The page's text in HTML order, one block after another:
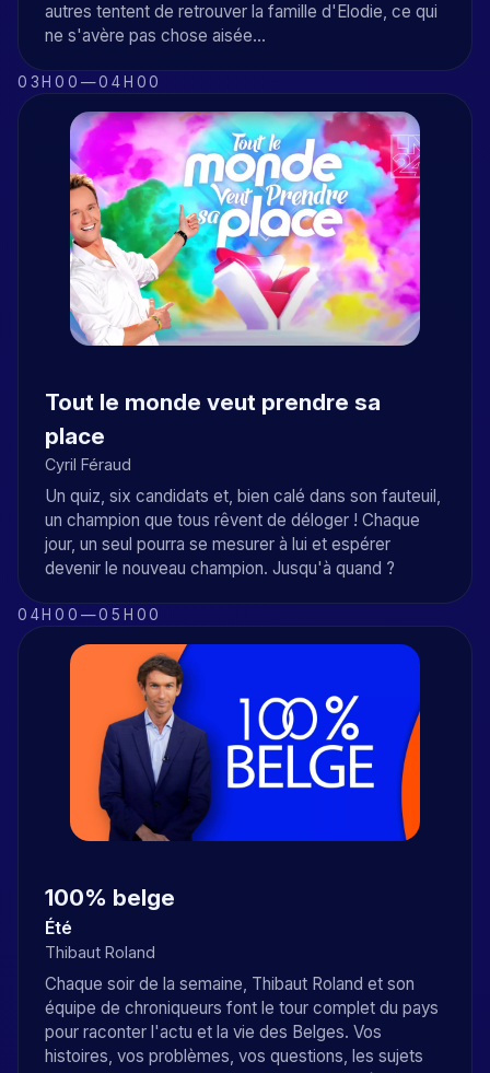
autres tentent de retrouver la famille d'Elodie, ce qui
ne s'avère pas chose aisée...
03H00 —04H00
Tout le monde veut prendre sa
place
Cyril Féraud
Un quiz, six candidats et, bien calé dans son fauteuil,
un champion que tous rêvent de déloger ! Chaque
jour, un seul pourra se mesurer à lui et espérer
devenir le nouveau champion. Jusqu'à quand ?
04H00 —05H00
100% belge
Été
Thibaut Roland
Chaque soir de la semaine, Thibaut Roland et son
équipe de chroniqueurs font le tour complet du pays
pour raconter l'actu et la vie des Belges. Vos
histoires, vos problèmes, vos questions, les sujets